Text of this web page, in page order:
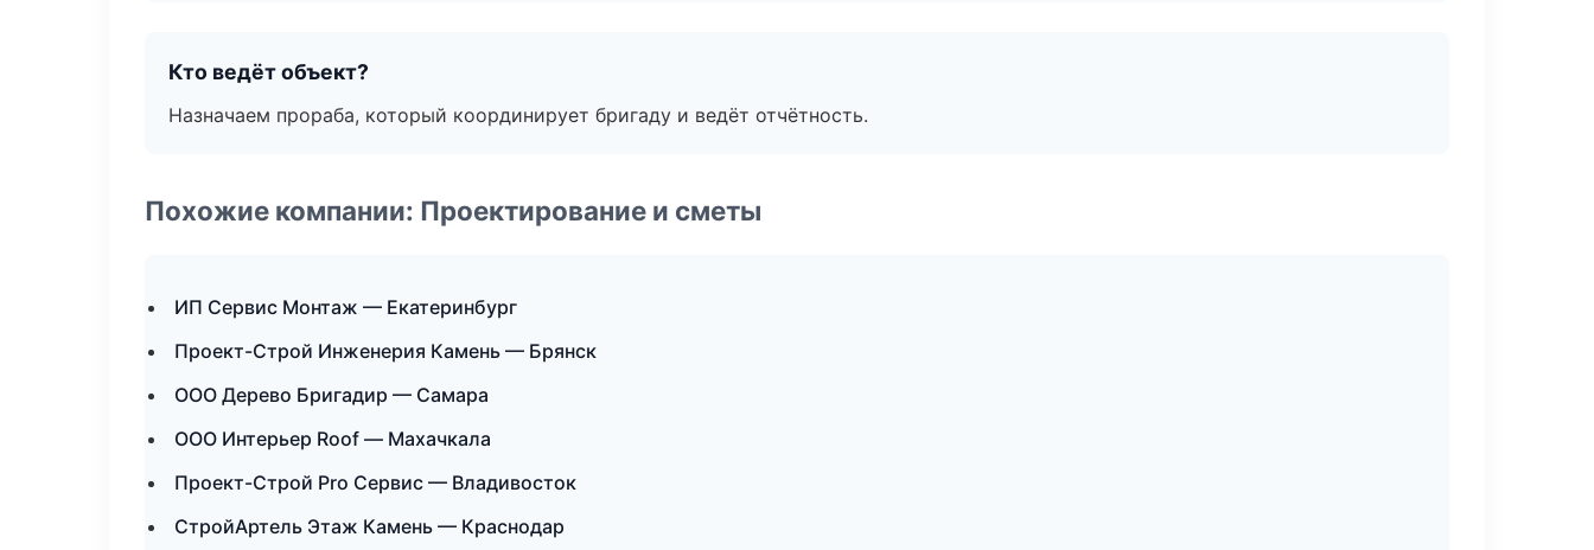
Кто ведёт объект?
Назначаем прораба, который координирует бригаду и ведёт отчётность.
Похожие компании: Проектирование и сметы
ИП Сервис Монтаж — Екатеринбург
Проект-Строй Инженерия Камень — Брянск
ООО Дерево Бригадир — Самара
ООО Интерьер Roof — Махачкала
Проект-Строй Pro Сервис — Владивосток
СтройАртель Этаж Камень — Краснодар